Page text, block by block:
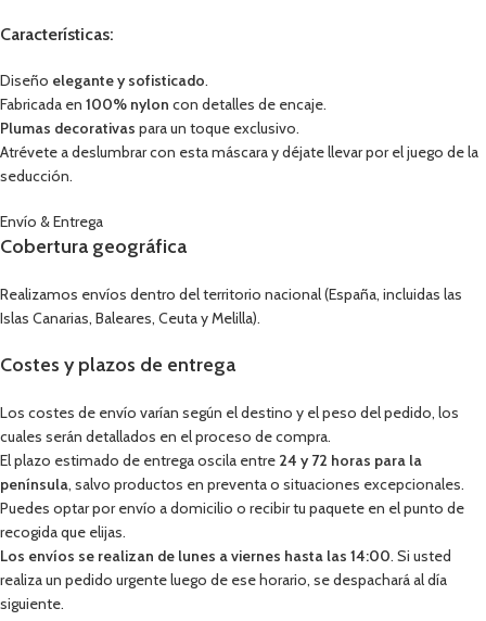
Características:
Diseño elegante y sofisticado.
Fabricada en 100% nylon con detalles de encaje.
Plumas decorativas para un toque exclusivo.
Atrévete a deslumbrar con esta máscara y déjate llevar por el juego de la
seducción.
Envío & Entrega
Cobertura geográfica
Realizamos envíos dentro del territorio nacional (España, incluidas las
Islas Canarias, Baleares, Ceuta y Melilla).
Costes y plazos de entrega
Los costes de envío varían según el destino y el peso del pedido, los
cuales serán detallados en el proceso de compra.
El plazo estimado de entrega oscila entre 24 y 72 horas para la
península, salvo productos en preventa o situaciones excepcionales.
Puedes optar por envío a domicilio o recibir tu paquete en el punto de
recogida que elijas.
Los envíos se realizan de lunes a viernes hasta las 14:00. Si usted
realiza un pedido urgente luego de ese horario, se despachará al día
siguiente.